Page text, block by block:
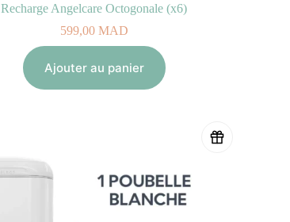
Recharge Angelcare Octogonale (x6)
599,00MAD
Ajouter au panier